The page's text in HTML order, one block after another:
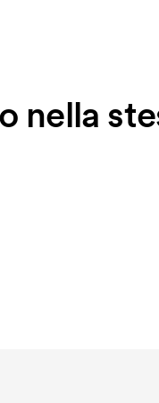
nella